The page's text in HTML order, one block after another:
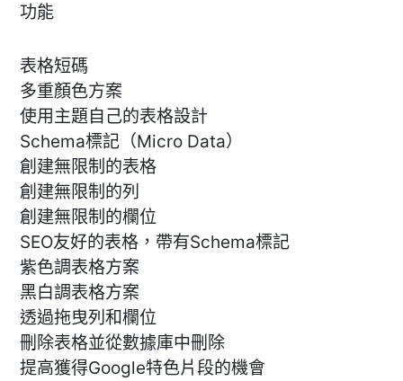
功能
表格短碼
多重顏色方案
使用主題自己的表格設計
Schema標記（Micro Data）
創建無限制的表格
創建無限制的列
創建無限制的欄位
SEO友好的表格，帶有Schema標記
紫色調表格方案
黑白調表格方案
透過拖曳列和欄位
刪除表格並從數據庫中刪除
提高獲得Google特色片段的機會